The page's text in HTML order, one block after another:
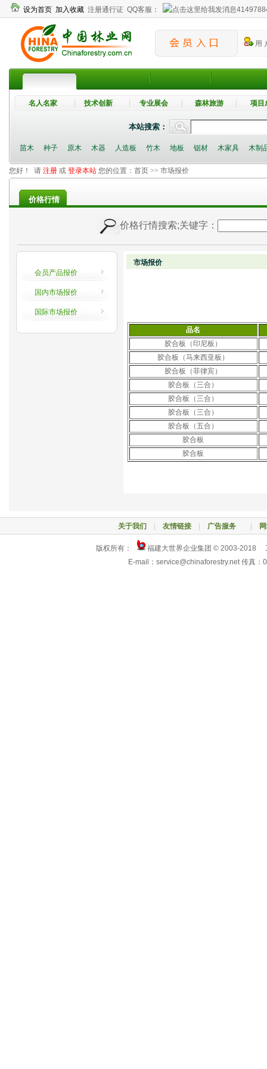
设为首页 加入收藏 注册通行证 QQ客服：
用
名人名家 技术创新 专业展会 森林旅游 项目
本站搜索：
苗木 种子 原木 木器 人造板 竹木 地板 锯材 木家具 木制
您好！ 请 注册 或 登录本站 您的位置： 首页 >> 市场报价
价格行情
价格行情搜索;关键字：
会员产品报价
国内市场报价
国际市场报价
市场报价
品名
胶合板（印尼板）
胶合板（马来西亚板）
胶合板（菲律宾）
胶合板（三合）
胶合板（三合）
胶合板（三合）
胶合板（五合）
胶合板
胶合板
关于我们 友情链接| 广告服务
版权所有：
福建大世界企业集团 © 2003-2018
E-mail：service@chinaforestry.net 传真